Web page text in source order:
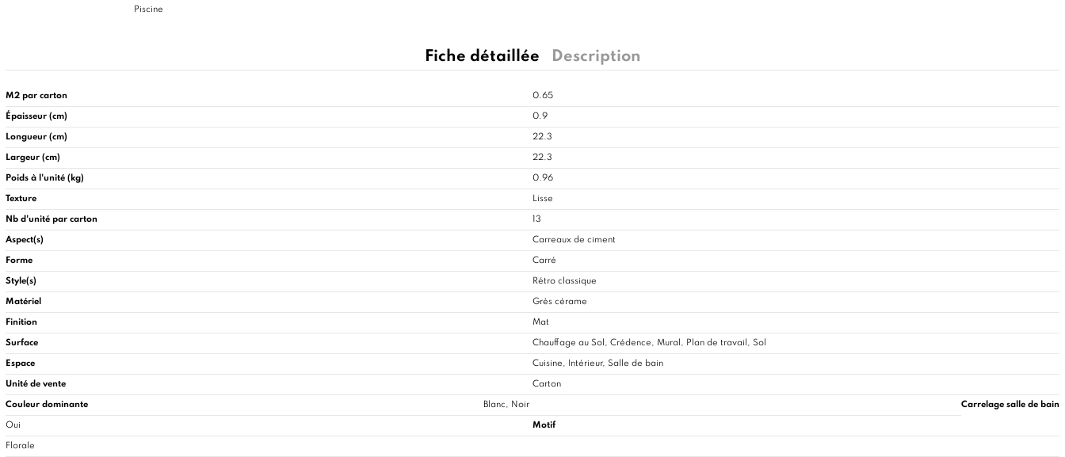
Piscine
Fiche détaillée Description
M2 par carton 0.65
Épaisseur (cm) 0.9
Longueur (cm) 22.3
Largeur (cm) 22.3
Poids à l'unité (kg) 0.96
Texture Lisse
Nb d'unité par carton 13
Aspect(s) Carreaux de ciment
Forme Carré
Style(s) Rétro classique
Matériel Grès cérame
Finition Mat
Surface Chauffage au Sol, Crédence, Mural, Plan de travail, Sol
Espace Cuisine, Intérieur, Salle de bain
Unité de vente Carton
Couleur dominante Blanc, Noir Carrelage salle de bain
Oui Motif
Florale